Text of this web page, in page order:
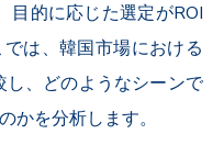
目的に応じた選定がROI
は、韓国市場における
、どのようなシーンで
かを分析します。